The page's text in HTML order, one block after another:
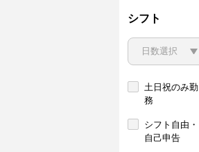
シフト
土日祝のみ勤
務
シフト自由・
自己申告